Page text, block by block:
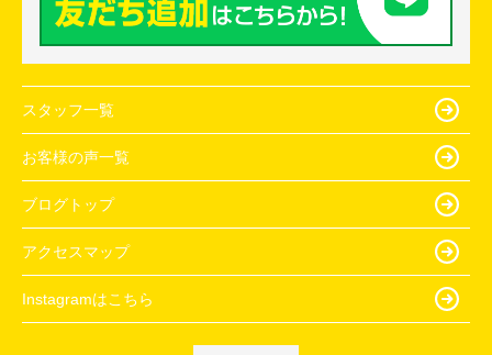
スタッフ一覧
お客様の声一覧
ブログトップ
アクセスマップ
Instagramはこちら